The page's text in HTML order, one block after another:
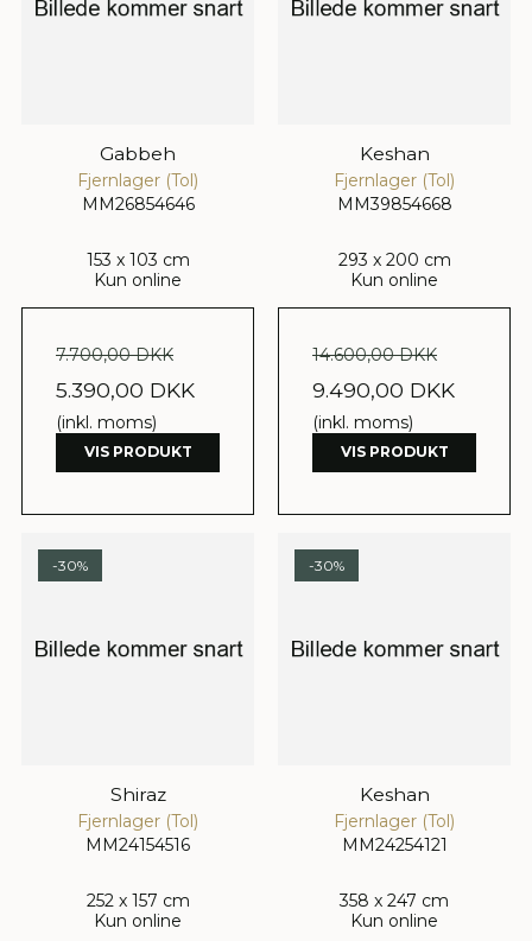
Gabbeh
Fjernlager (Tol)
MM26854646
153 x 103 cm
Kun online
7.700,00 DKK
5.390,00 DKK
(inkl. moms)
VIS PRODUKT
Keshan
Fjernlager (Tol)
MM39854668
293 x 200 cm
Kun online
14.600,00 DKK
9.490,00 DKK
(inkl. moms)
VIS PRODUKT
-30%
Shiraz
Fjernlager (Tol)
MM24154516
252 x 157 cm
Kun online
-30%
Keshan
Fjernlager (Tol)
MM24254121
358 x 247 cm
Kun online